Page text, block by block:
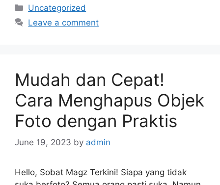
Categories
Uncategorized
Leave a comment
Mudah dan Cepat!
Cara Menghapus Objek
Foto dengan Praktis
June 19, 2023 by admin
Hello, Sobat Magz Terkini! Siapa yang tidak